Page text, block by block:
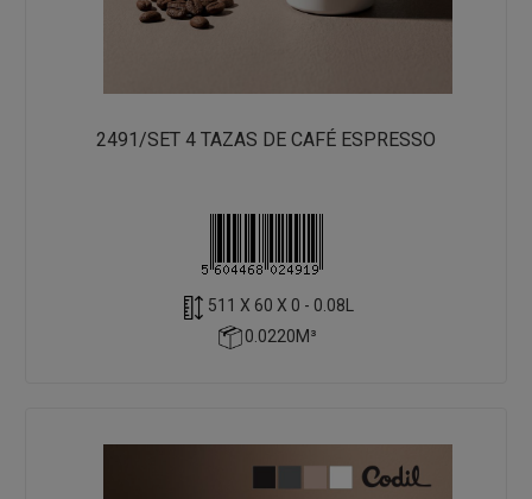
2491/SET 4 TAZAS DE CAFÉ ESPRESSO
511 X 60 X 0 - 0.08L
0.0220M³